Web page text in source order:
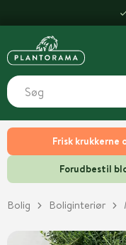
Frisk
Forudbestil
Bolig Boliginteriør